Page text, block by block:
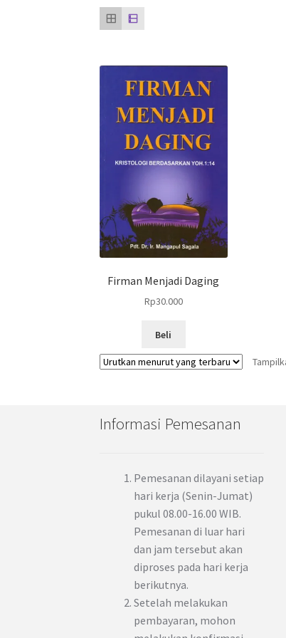
Firman Menjadi Daging
Rp30.000
Beli
Informasi Pemesanan
Pemesanan dilayani setiap
hari kerja (Senin-Jumat)
pukul 08.00-16.00 WIB.
Pemesanan di luar hari
dan jam tersebut akan
diproses pada hari kerja
berikutnya.
Setelah melakukan
pembayaran, mohon